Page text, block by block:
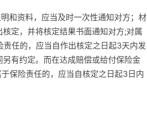
和资料，应当及时一次性通知对方；材
定，并将核定结果书面通知对方;对属
任的，应当自作出核定之日起3天内发
有约定。而在达成赔偿或给付保险金
保险责任的，应当自核定之日起3日内